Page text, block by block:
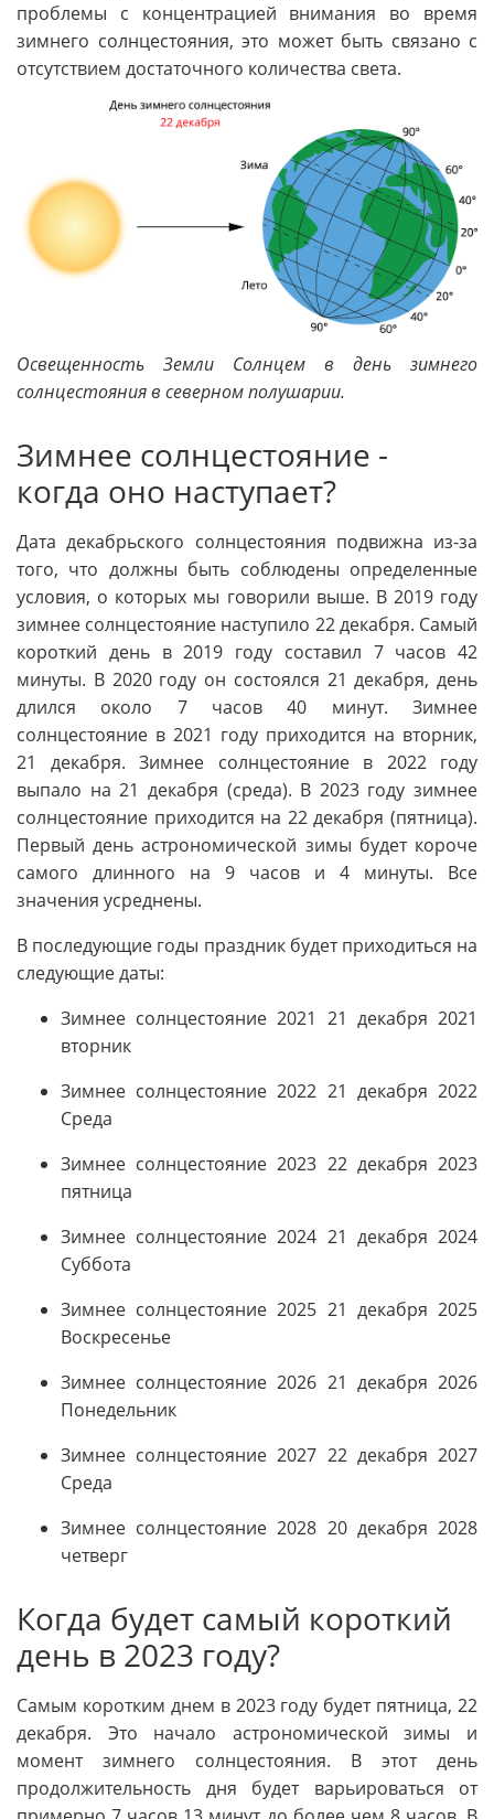
проблемы с концентрацией внимания во время
зимнего солнцестояния, это может быть связано с
отсутствием достаточного количества света.
Освещенность Земли Солнцем в день зимнего
солнцестояния в северном полушарии.
Зимнее солнцестояние -
когда оно наступает?
Дата декабрьского солнцестояния подвижна из-за
того, что должны быть соблюдены определенные
условия, о которых мы говорили выше. В 2019 году
зимнее солнцестояние наступило 22 декабря. Самый
короткий день в 2019 году составил 7 часов 42
минуты. В 2020 году он состоялся 21 декабря, день
длился около 7 часов 40 минут. Зимнее
солнцестояние в 2021 году приходится на вторник,
21 декабря. Зимнее солнцестояние в 2022 году
выпало на 21 декабря (среда). В 2023 году зимнее
солнцестояние приходится на 22 декабря (пятница).
Первый день астрономической зимы будет короче
самого длинного на 9 часов и 4 минуты. Все
значения усреднены.
В последующие годы праздник будет приходиться на
следующие даты:
Зимнее солнцестояние 2021 21 декабря 2021
вторник
Зимнее солнцестояние 2022 21 декабря 2022
Среда
Зимнее солнцестояние 2023 22 декабря 2023
пятница
Зимнее солнцестояние 2024 21 декабря 2024
Суббота
Зимнее солнцестояние 2025 21 декабря 2025
Воскресенье
Зимнее солнцестояние 2026 21 декабря 2026
Понедельник
Зимнее солнцестояние 2027 22 декабря 2027
Среда
Зимнее солнцестояние 2028 20 декабря 2028
четверг
Когда будет самый короткий
день в 2023 году?
Самым коротким днем в 2023 году будет пятница, 22
декабря. Это начало астрономической зимы и
момент зимнего солнцестояния. В этот день
продолжительность дня будет варьироваться от